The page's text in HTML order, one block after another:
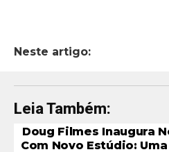
Neste artigo:
Leia Também:
Doug Filmes Inaugura
Com Novo Estúdio: Uma